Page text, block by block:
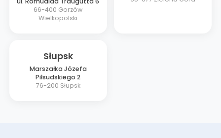
66-400 Gorzów
Wielkopolski
Słupsk
Marszałka Józefa
Piłsudskiego 2
76-200 Słupsk